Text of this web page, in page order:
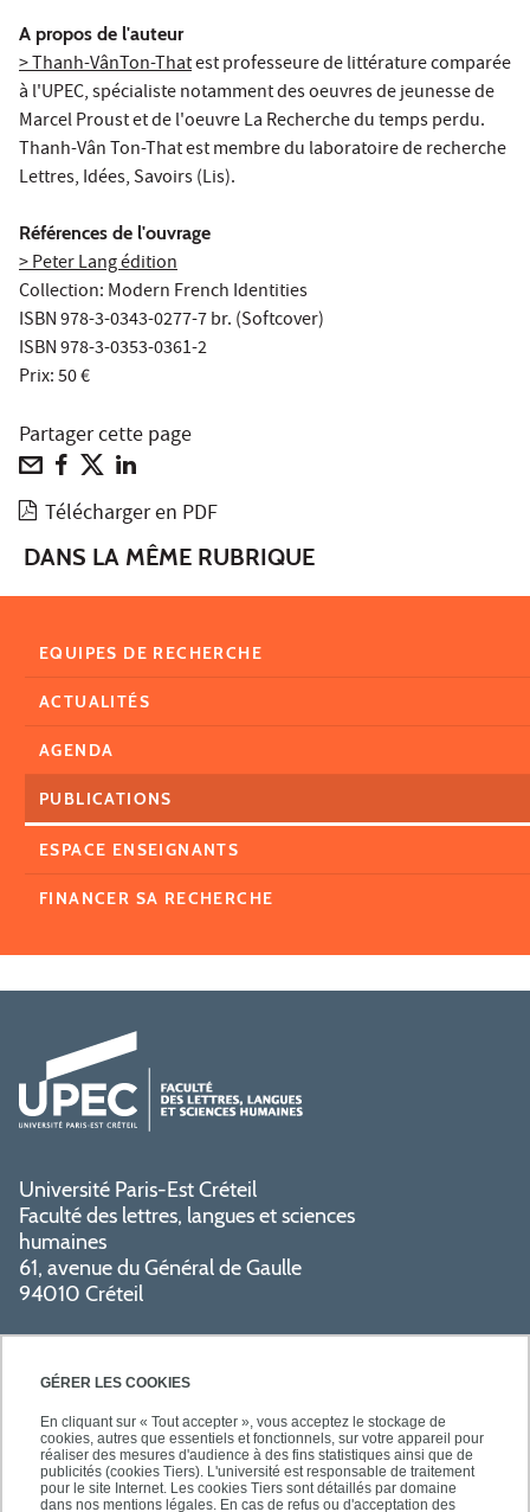
GÉRER LES COOKIES
En cliquant sur « Tout accepter », vous acceptez le stockage de
cookies, autres que essentiels et fonctionnels, sur votre appareil pour
réaliser des mesures d'audience à des fins statistiques ainsi que de
publicités (cookies Tiers). L'université est responsable de traitement
pour le site Internet. Les cookies Tiers sont détaillés par domaine
dans nos mentions légales. En cas de refus ou d'acceptation des
A propos de l'auteur
> Thanh-VânTon-Thatest professeure de littérature comparée
à l'UPEC, spécialiste notamment des oeuvres de jeunesse de
Marcel Proust et de l'oeuvre La Recherche du temps perdu.
Thanh-Vân Ton-That est membre du laboratoire de recherche
Lettres, Idées, Savoirs (Lis).
Références de l'ouvrage
> Peter Lang édition
Collection: Modern French Identities
ISBN 978-3-0343-0277-7 br. (Softcover)
ISBN 978-3-0353-0361-2
Prix: 50 €
Partager cette page
Télécharger en PDF
DANS LA MÊME RUBRIQUE
EQUIPES DE RECHERCHE
ACTUALITÉS
AGENDA
PUBLICATIONS
ESPACE ENSEIGNANTS
FINANCER SA RECHERCHE
Université Paris-Est Créteil
Faculté des lettres, langues et sciences
humaines
61, avenue du Général de Gaulle
94010 Créteil
PRATIQUE